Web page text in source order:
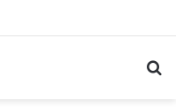
билдирүүгө чакырат